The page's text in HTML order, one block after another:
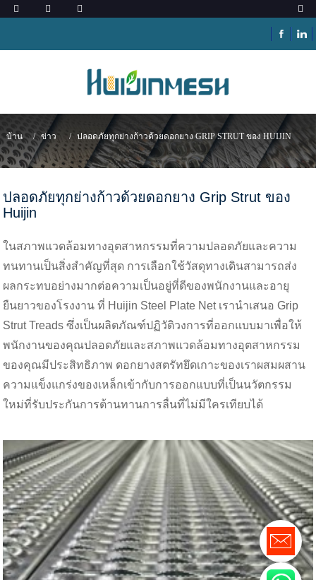
บ้าน ข่าว ปลอดภัยทุกย่างก้าวด้วยดอกยาง GRIP STRUT ของ HUIJIN
ปลอดภัยทุกย่างก้าวด้วยดอกยาง Grip Strut ของ
Huijin
ในสภาพแวดล้อมทางอุตสาหกรรมที่ความปลอดภัยและความ
ทนทานเป็นสิ่งสำคัญที่สุด การเลือกใช้วัสดุทางเดินสามารถส่ง
ผลกระทบอย่างมากต่อความเป็นอยู่ที่ดีของพนักงานและอายุ
ยืนยาวของโรงงาน ที่ Huijin Steel Plate Net เรานำเสนอ Grip
Strut Treads ซึ่งเป็นผลิตภัณฑ์ปฏิวัติวงการที่ออกแบบมาเพื่อให้
พนักงานของคุณปลอดภัยและสภาพแวดล้อมทางอุตสาหกรรม
ของคุณมีประสิทธิภาพ ดอกยางสตรัทยึดเกาะของเราผสมผสาน
ความแข็งแกร่งของเหล็กเข้ากับการออกแบบที่เป็นนวัตกรรม
ใหม่ที่รับประกันการต้านทานการลื่นที่ไม่มีใครเทียบได้